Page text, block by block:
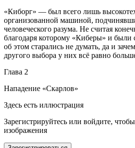
«Киборг» — был всего лишь
организованной машиной,
человеческого разума. Не считая
благодаря которому «Киберы» и
об этом старались не думать, да и
другого выбора у них всё равно
Глава 2
Нападение «Скарлов»
Здесь есть иллюстрация
Зарегистрируйтесь или войдите,
изображения